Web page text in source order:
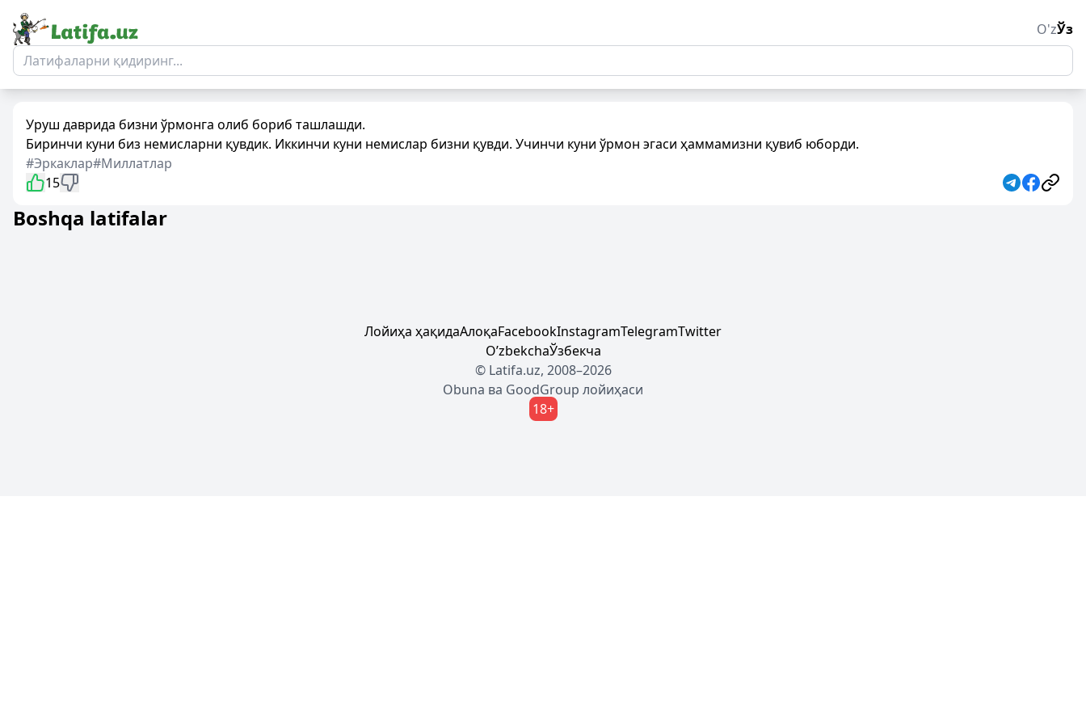
O'zЎз
Уруш даврида бизни ўрмонга олиб бориб ташлашди.
Биринчи куни биз немисларни қувдик. Иккинчи куни немислар бизни қувди. Учинчи куни ўрмон эгаси ҳаммамизни қувиб юборди.
#Эркаклар#Миллатлар
15
Boshqa latifalar
Лойиҳа ҳақидаАлоқаFacebookInstagramTelegramTwitter
OʼzbekchaЎзбекча
© Latifa.uz, 2008–2026
Obuna ва GoodGroup лойиҳаси
18+